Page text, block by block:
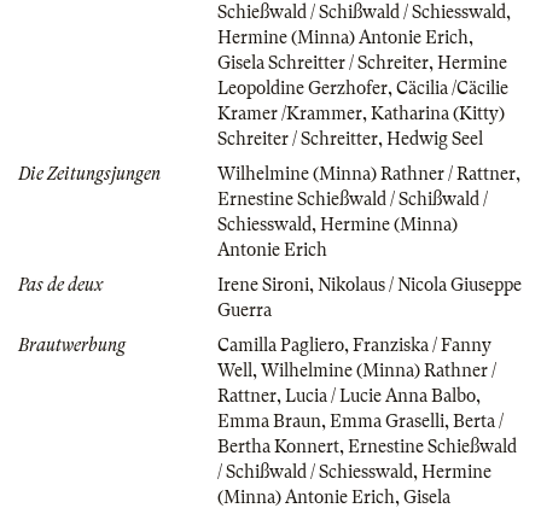
Schießwald / Schißwald / Schiesswald,
Hermine (Minna) Antonie Erich,
Gisela Schreitter / Schreiter, Hermine
Leopoldine Gerzhofer, Cäcilia /Cäcilie
Kramer /Krammer, Katharina (Kitty)
Schreiter / Schreitter, Hedwig Seel
Die Zeitungsjungen
Wilhelmine (Minna) Rathner / Rattner,
Ernestine Schießwald / Schißwald /
Schiesswald, Hermine (Minna)
Antonie Erich
Pas de deux
Irene Sironi, Nikolaus / Nicola Giuseppe
Guerra
Brautwerbung
Camilla Pagliero, Franziska / Fanny
Well , Wilhelmine (Minna) Rathner /
Rattner, Lucia / Lucie Anna Balbo,
Emma Braun, Emma Graselli, Berta /
Bertha Konnert, Ernestine Schießwald
/ Schißwald / Schiesswald, Hermine
(Minna) Antonie Erich, Gisela